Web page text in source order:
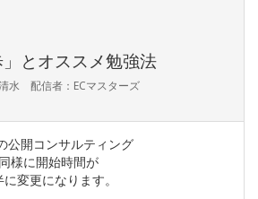
」とオススメ勉強法
水 配信者：ECマスターズ
公開コンサルティング
様に開始時間が
変更になります。